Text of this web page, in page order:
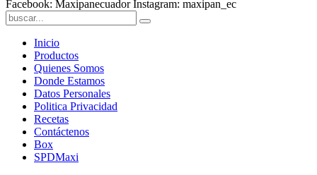
Facebook: Maxipanecuador Instagram: maxipan_ec
Inicio
Productos
Quienes Somos
Donde Estamos
Datos Personales
Politica Privacidad
Recetas
Contáctenos
Box
SPDMaxi